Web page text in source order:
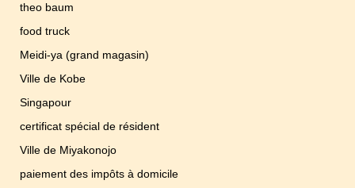
theo baum
food truck
Meidi-ya (grand magasin)
Ville de Kobe
Singapour
certificat spécial de résident
Ville de Miyakonojo
paiement des impôts à domicile